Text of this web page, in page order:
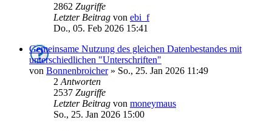
2862 Zugriffe
Letzter Beitrag von ebi_f
Do., 05. Feb 2026 15:41
Gemeinsame Nutzung des gleichen Datenbestandes mit
unterschiedlichen "Unterschriften"
von Bonnenbroicher» So., 25. Jan 2026 11:49
2 Antworten
2537 Zugriffe
Letzter Beitrag von moneymaus
So., 25. Jan 2026 15:00